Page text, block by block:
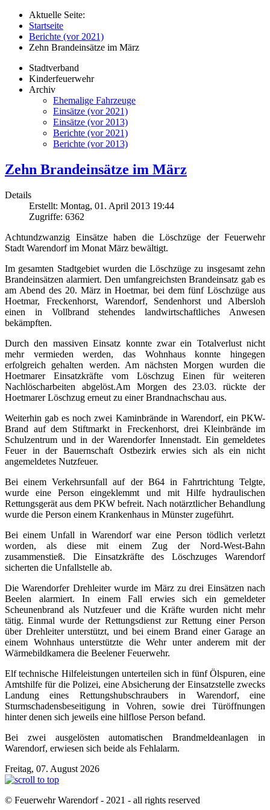
Aktuelle Seite:
Startseite
Berichte (vor 2021)
Zehn Brandeinsätze im März
Stadtverband
Kinderfeuerwehr
Archiv
Ehemalige Fahrzeuge
Einsätze (vor 2021)
Einsätze (vor 2013)
Berichte (vor 2021)
Berichte (vor 2013)
Zehn Brandeinsätze im März
Details
Erstellt: Montag, 01. April 2013 19:44
Zugriffe: 6362
Achtundzwanzig Einsätze haben die Löschzüge der Feuerwehr
Stadt Warendorf im Monat März bewältigt.
Im gesamten Stadtgebiet wurden die Löschzüge zu insgesamt zehn
Brandeinsätzen alarmiert. Den umfangreichsten Brandeinsatz gab es
am Abend des 20. März in Hoetmar, bei dem fünf Löschzüge aus
Hoetmar, Freckenhorst, Warendorf, Sendenhorst und Albersloh
einen in Vollbrand stehendes landwirtschaftliches Anwesen
bekämpften.
Durch den massiven Einsatz konnte zwar ein Totalverlust nicht
mehr vermieden werden, das Wohnhaus konnte hingegen
erfolgreich gehalten werden. Am nächsten Morgen wurden die
Hoetmarer Einsatzkräfte vom Löschzug Einen für weiteren
Nachlöscharbeiten abgelöst.Am Morgen des 23.03. rückte der
Hoetmarer Löschzug erneut zu einer Brandnachschau aus.
Weiterhin gab es noch zwei Kaminbrände in Warendorf, ein PKW-
Brand auf dem Stiftmarkt in Freckenhorst, drei Kleinbrände im
Schulzentrum und in der Warendorfer Innenstadt. Ein gemeldetes
Feuer in der Bauernschaft Ostbezirk erwies sich als ein nicht
angemeldetes Nutzfeuer.
Bei einem Verkehrsunfall auf der B64 in Fahrtrichtung Telgte,
wurde eine Person eingeklemmt und mit Hilfe hydraulischen
Rettungsgerät aus dem PKW befreit. Nach notärztlicher Behandlung
wurde die Person einem Krankenhaus in Münster zugeführt.
Bei einem Unfall in Warendorf war eine Person tödlich verletzt
worden, als diese mit einem Zug der Nord-West-Bahn
zusammenstieß. Die Einsatzkräfte des Löschzuges Warendorf
sicherten die Unfallstelle ab.
Die Warendorfer Drehleiter wurde im März zu drei Einsätzen nach
Beelen alarmiert. In einem Fall erwies sich ein gemeldeter
Scheunenbrand als Nutzfeuer und die Kräfte wurden nicht mehr
tätig. Einmal wurde der Rettungsdienst zur Rettung einer Person
über Drehleiter unterstützt, und bei einem Brand einer Garage an
einem Wohnhaus unterstützte die Wehr unter anderem mit der
Wärmebildkamera die Beelener Feuerwehr.
Elf technische Hilfeleistungen unterteilen sich in fünf Ölspuren, eine
Amtshilfe für die Polizei, eine Absicherung der Einsatzstelle zwecks
Landung eines Rettungshubschraubers in Warendorf, eine
Sturmschadensbeseitigung in Vohren, sowie drei Türöffnungen
hinter denen sich jeweils eine hilflose Person befand.
Bei zwei ausgelösten automatischen Brandmeldeanlagen in
Warendorf, erwiesen sich beide als Fehlalarm.
Freitag, 07. August 2026
© Feuerwehr Warendorf - 2021 - all rights reserved